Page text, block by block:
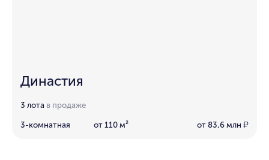
Династия
3 лота в продаже
3-комнатная от 110 м² от 83,6 млн ₽